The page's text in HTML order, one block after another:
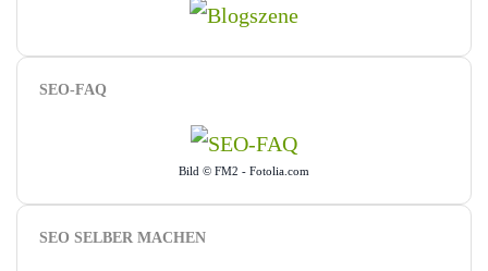
SEO-FAQ
Bild © FM2 - Fotolia.com
SEO SELBER MACHEN